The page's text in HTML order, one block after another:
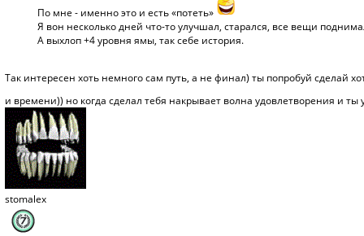
По мне - именно это и есть «потеть»
Я вон несколько дней что-то улучшал, старался, все вещи
А выхлоп +4 уровня ямы, так себе история.
Так интересен хоть немного сам путь, а не финал) ты попробуй сделай
и времени)) но когда сделал тебя накрывает волна удовлетворения и
stomalex